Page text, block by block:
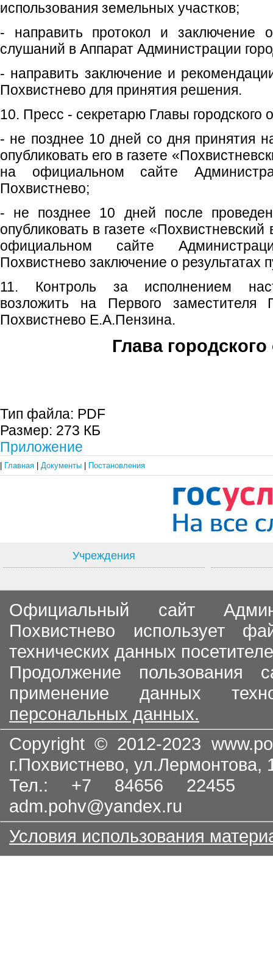
использования земельных участков;
- направить протокол и заключение
слушаний в Аппарат Администрации
- направить заключение и
Похвистнево для принятия решения.
10. Пресс - секретарю Главы городского
- не позднее 10 дней со дня принятия
опубликовать его в газете
на официальном сайте
Похвистнево;
- не позднее 10 дней после
опубликовать в газете
официальном сайте
Похвистнево заключение о результатах
11. Контроль за исполнением
возложить на Первого заместителя
Похвистнево Е.А.Пензина.
Глава городского
Тип файла: PDF
Размер: 273 КБ
Приложение
Главная Документы Постановления
Учреждения
Официальный сайт
Похвистнево использует
технических данных
Продолжение пользования
применение данных
персональных данных.
Copyright © 2012-2023
г.Похвистнево, ул.Лермонтова,
Тел.: +7 84656
adm.pohv@yandex.ru
Условия использования